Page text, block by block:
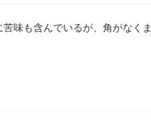
味も含んでいるが、角がなくま